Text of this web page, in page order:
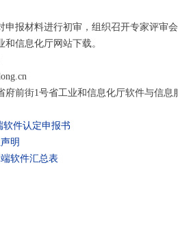
申报材料进行初审，组织召开专家评
和信息化厅网站下载。
府前街1号省工业和信息化厅软件与信
软件认定申报书
明
软件汇总表